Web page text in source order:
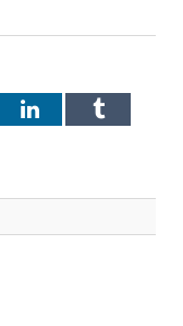
LinkedInTumblr